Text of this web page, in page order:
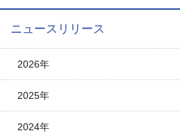
ニュースリリース
2026年
2025年
2024年